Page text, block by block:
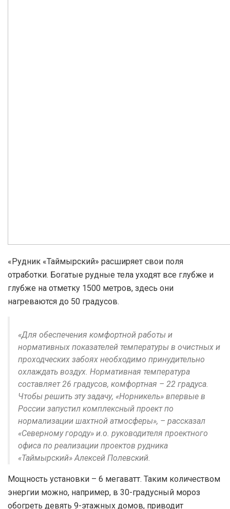
«Рудник «Таймырский» расширяет свои поля
отработки. Богатые рудные тела уходят все глубже и
глубже на отметку 1500 метров, здесь они
нагреваются до 50 градусов.
«Для обеспечения комфортной работы и
нормативных показателей температуры в очистных и
проходческих забоях необходимо принудительно
охлаждать воздух. Нормативная температура
составляет 26 градусов, комфортная – 22 градуса.
Чтобы решить эту задачу, «Норникель» впервые в
России запустил комплексный проект по
нормализации шахтной атмосферы», – рассказал
«Северному городу» и.о. руководителя проектного
офиса по реализации проектов рудника
«Таймырский» Алексей Полевский.
Мощность установки – 6 мегаватт. Таким количеством
энергии можно, например, в 30-градусный мороз
обогреть девять 9-этажных домов, приводит